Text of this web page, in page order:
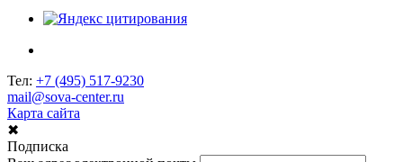
Тел: +7 (495) 517-9230
mail@sova-center.ru
Карта сайта
✖
Подписка